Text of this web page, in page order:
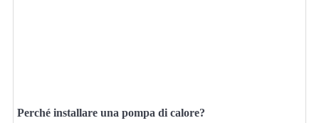
Perché installare una pompa di calore?